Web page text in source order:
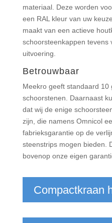
materiaal. Deze worden
een RAL kleur van uw
maakt van een actieve
schoorsteenkappen tevens
uitvoering.
Betrouwbaar
Meekro geeft standaard 10
schoorstenen. Daarnaast
dat wij de enige
zijn, die namens Omnicol
fabrieksgarantie op de
steenstrips mogen bieden.
bovenop onze eigen
Compactkraan